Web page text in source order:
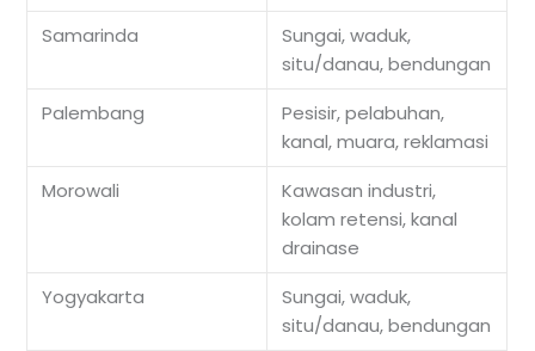
Samarinda
Sungai, waduk,
situ/danau, bendungan
Palembang
Pesisir, pelabuhan,
kanal, muara, reklamasi
Morowali
Kawasan industri,
kolam retensi, kanal
drainase
Yogyakarta
Sungai, waduk,
situ/danau, bendungan